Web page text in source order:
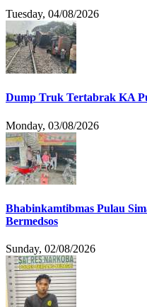
Tuesday, 04/08/2026
Dump Truk Tertabrak KA
Monday, 03/08/2026
Bhabinkamtibmas Pulau
Bermedsos
Sunday, 02/08/2026